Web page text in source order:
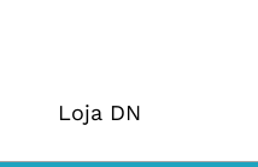
Loja DN